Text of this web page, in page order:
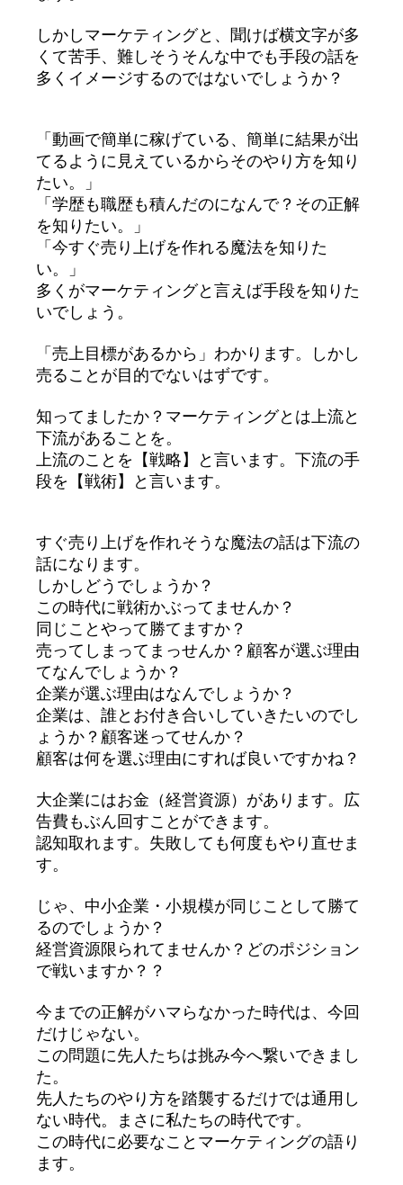
しかしマーケティングと、聞けば横文字が多
くて苦手、難しそうそんな中でも手段の話を
多くイメージするのではないでしょうか？
「動画で簡単に稼げている、簡単に結果が出
てるように見えているからそのやり方を知り
たい。」
「学歴も職歴も積んだのになんで？その正解
を知りたい。」
「今すぐ売り上げを作れる魔法を知りた
い。」
多くがマーケティングと言えば手段を知りた
いでしょう。
「売上目標があるから」わかります。しかし
売ることが目的でないはずです。
知ってましたか？マーケティングとは上流と
下流があることを。
上流のことを【戦略】と言います。下流の手
段を【戦術】と言います。
すぐ売り上げを作れそうな魔法の話は下流の
話になります。
しかしどうでしょうか？
この時代に戦術かぶってませんか？
同じことやって勝てますか？
売ってしまってまっせんか？顧客が選ぶ理由
てなんでしょうか？
企業が選ぶ理由はなんでしょうか？
企業は、誰とお付き合いしていきたいのでし
ょうか？顧客迷ってせんか？
顧客は何を選ぶ理由にすれば良いですかね？
大企業にはお金（経営資源）があります。広
告費もぶん回すことができます。
認知取れます。失敗しても何度もやり直せま
す。
じゃ、中小企業・小規模が同じことして勝て
るのでしょうか？
経営資源限られてませんか？どのポジション
で戦いますか？？
今までの正解がハマらなかった時代は、今回
だけじゃない。
この問題に先人たちは挑み今へ繋いできまし
た。
先人たちのやり方を踏襲するだけでは通用し
ない時代。まさに私たちの時代です。
この時代に必要なことマーケティングの語り
ます。